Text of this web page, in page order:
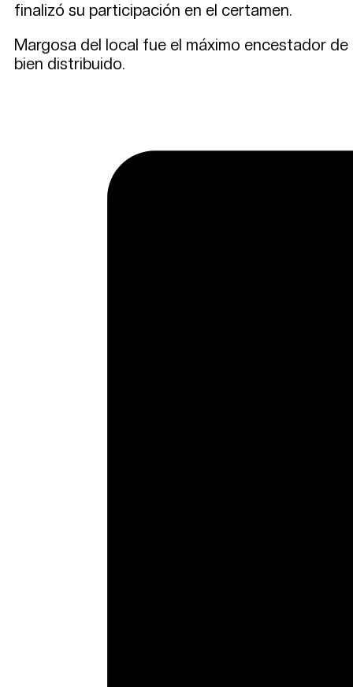
finalizó su participación en el certamen.
Margosa del local fue el máximo encestador
bien distribuido.